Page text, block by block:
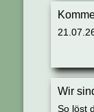
Wir
So löst